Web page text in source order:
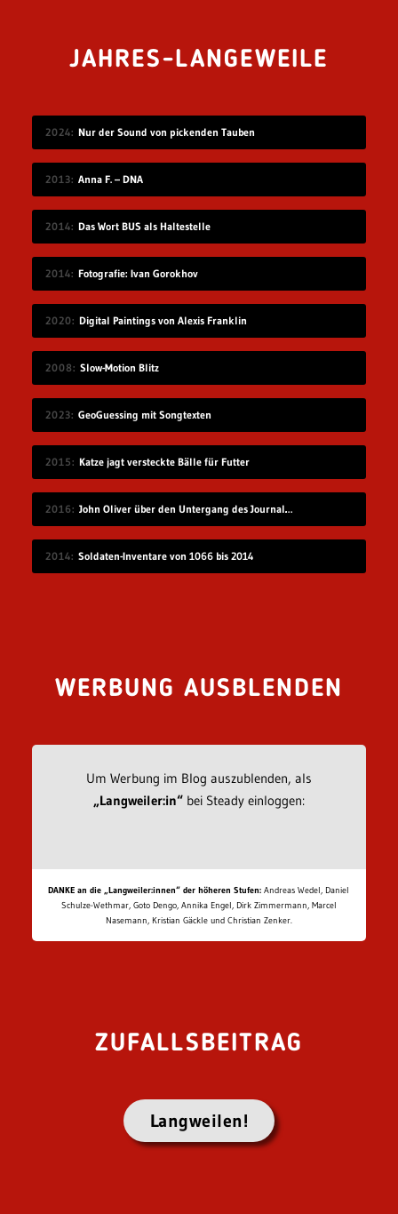
JAHRES-LANGEWEILE
2024 Nur der Sound von pickenden Tauben
2013 Anna F. – DNA
2014 Das Wort BUS als Haltestelle
2014 Fotografie: Ivan Gorokhov
2020 Digital Paintings von Alexis Franklin
2008 Slow-Motion Blitz
2023 GeoGuessing mit Songtexten
2015 Katze jagt versteckte Bälle für Futter
2016 John Oliver über den Untergang des Journalismus
2014 Soldaten-Inventare von 1066 bis 2014
WERBUNG AUSBLENDEN
Um Werbung im Blog auszublenden, als
„Langweiler:in“bei Steady einloggen:
DANKE an die „Langweiler:innen“ der höheren Stufen: Andreas Wedel, Daniel
Schulze-Wethmar, Goto Dengo, Annika Engel, Dirk Zimmermann, Marcel
Nasemann, Kristian Gäckle und Christian Zenker.
ZUFALLSBEITRAG
Langweilen!